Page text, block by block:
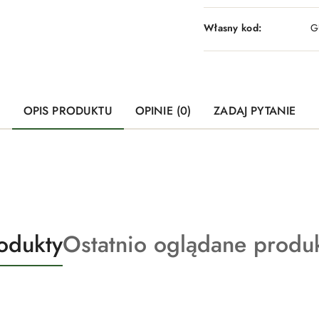
Własny kod:
OPIS PRODUKTU OPINIE (0) ZADAJ PYTANIE
Produkty
o
Ostatnio oglądane